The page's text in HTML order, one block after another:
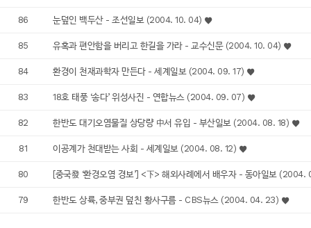
86 눈덮인 백두산 - 조선일보 (2004. 10. 04)
85 유혹과 편안함을 버리고 한길을 가라 - 교수신문 (2004. 10. 04)
84 환경이 천재과학자 만든다 - 세계일보 (2004. 09. 17)
83 18호 태풍 ‘송다’ 위성사진 - 연합뉴스 (2004. 09. 07)
82 한반도 대기오염물질 상당량 中서 유입 - 부산일보 (2004. 08. 18)
81 이공계가 천대받는 사회 - 세계일보 (2004. 08. 12)
80 [중국發 ‘환경오염 경보’] <下> 해외사례에서 배우자 - 동아일보
79 한반도 상륙, 중부권 덮친 황사구름 - CBS뉴스 (2004. 04. 23)